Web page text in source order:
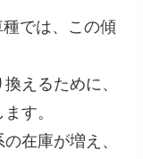
では、この傾
えるために、
す。
在庫が増え、